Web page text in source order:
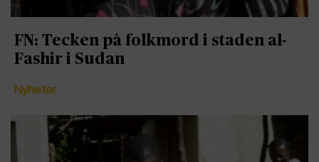
FN: Tecken på folkmord i staden al-
Fashir i Sudan
Nyheter